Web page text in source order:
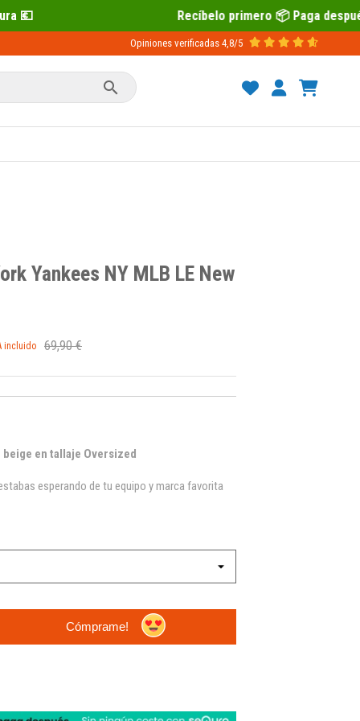
Recíbelo primero 📦 Paga después con Sequra
Opiniones verificadas 4,8/5

Yankees NY MLB LE New
incluido 69,90 €
beige en tallaje Oversized
esperando de tu equipo y marca favorita
Cómprame!